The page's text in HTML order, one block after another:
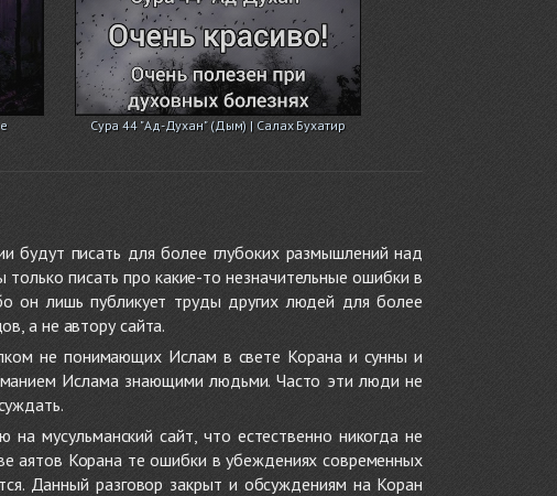
Сура 44 "Ад-Духан" (Дым) | Салах Бухатир
будут писать для более глубоких размышлений над
писать про какие-то незначительные ошибки в
он лишь публикует труды других людей для более
а не автору сайта.
не понимающих Ислам в свете Корана и сунны и
Ислама знающими людьми. Часто эти люди не
мусульманский сайт, что естественно никогда не
аятов Корана те ошибки в убеждениях современных
Данный разговор закрыт и обсуждениям на Коран